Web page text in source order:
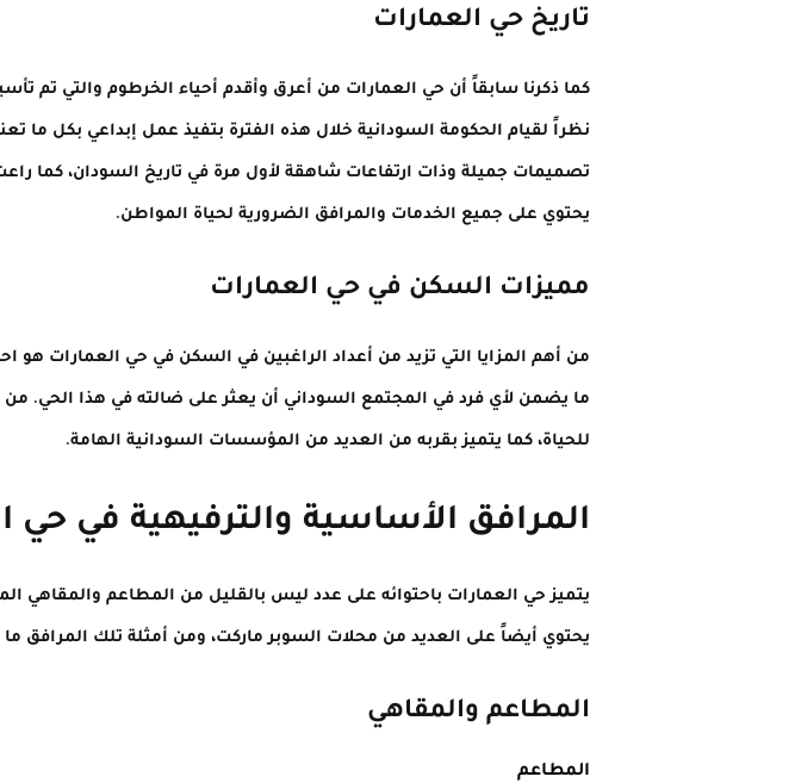
تاريخ حي العمارات
كما ذكرنا سابقاً أن حي العمارات من أعرق وأقدم أحياء الخرطوم والتي تم
نظراً لقيام الحكومة السودانية خلال هذه الفترة بتفيذ عمل إبداعي بكل ما
تصميمات جميلة وذات ارتفاعات شاهقة لأول مرة في تاريخ السودان، كما
يحتوي على جميع الخدمات والمرافق الضرورية لحياة المواطن.
مميزات السكن في حي العمارات
من أهم المزايا التي تزيد من أعداد الراغبين في السكن في حي العمارات هو
ما يضمن لأي فرد في المجتمع السوداني أن يعثر على ضالته في هذا الحي.
للحياة، كما يتميز بقربه من العديد من المؤسسات السودانية الهامة.
المرافق الأساسية والترفيهية في حي
يتميز حي العمارات باحتوائه على عدد ليس بالقليل من المطاعم والمقاهي
يحتوي أيضاً على العديد من محلات السوبر ماركت، ومن أمثلة تلك المرافق ما
المطاعم والمقاهي
المطاعم